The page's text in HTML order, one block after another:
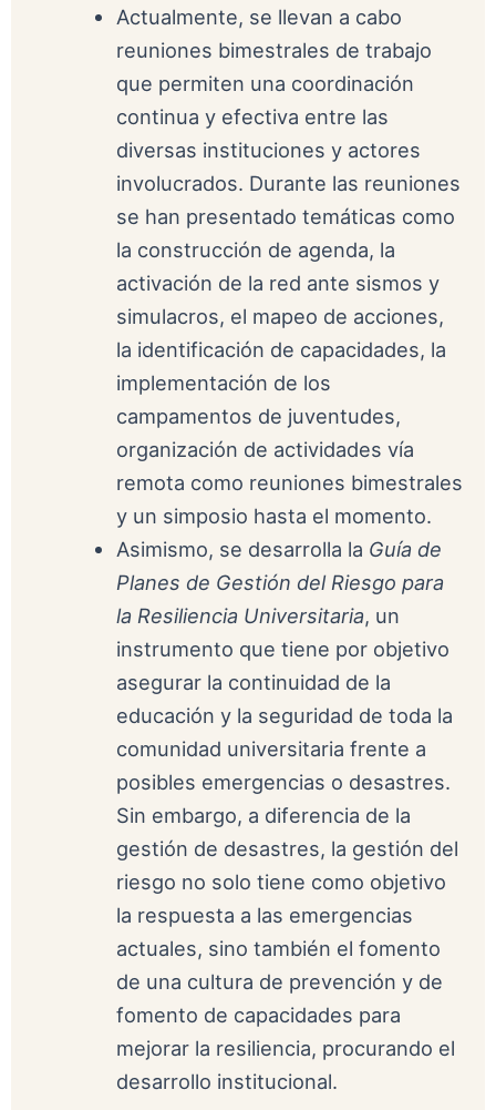
Actualmente, se llevan a cabo
reuniones bimestrales de trabajo
que permiten una coordinación
continua y efectiva entre las
diversas instituciones y actores
involucrados. Durante las reuniones
se han presentado temáticas como
la construcción de agenda, la
activación de la red ante sismos y
simulacros, el mapeo de acciones,
la identificación de capacidades, la
implementación de los
campamentos de juventudes,
organización de actividades vía
remota como reuniones bimestrales
y un simposio hasta el momento.
Asimismo, se desarrolla la Guía de
Planes de Gestión del Riesgo para
la Resiliencia Universitaria, un
instrumento que tiene por objetivo
asegurar la continuidad de la
educación y la seguridad de toda la
comunidad universitaria frente a
posibles emergencias o desastres.
Sin embargo, a diferencia de la
gestión de desastres, la gestión del
riesgo no solo tiene como objetivo
la respuesta a las emergencias
actuales, sino también el fomento
de una cultura de prevención y de
fomento de capacidades para
mejorar la resiliencia, procurando el
desarrollo institucional.